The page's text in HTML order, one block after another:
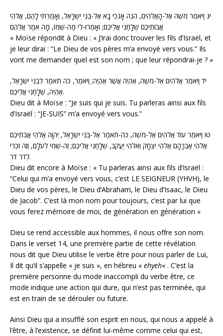
יג וַיֹּאמֶר מֹשֶׁה אֶל-הָאֱלֹהִים, הִנֵּה אָנֹכִי בָא אֶל-בְּנֵי יִשְׂרָאֵל, וְאָמַרְתִּי לָהֶם, אֱלֹהֵי
אֲבוֹתֵיכֶם שְׁלָחַנִי אֲלֵיכֶם; וְאָמְרוּ-לִי מַה-שְּׁמוֹ, מָה אֹמַר אֲלֵהֶם
« Moïse répondit à Dieu : « J’irai donc trouver les fils d’Israël, et
je leur dirai : “Le Dieu de vos pères m’a envoyé vers vous.” Ils
vont me demander quel est son nom ; que leur répondrai-je ? »
יד וַיֹּאמֶר אֱלֹהִים אֶל-מֹשֶׁה, אֶהְיֶה אֲשֶׁר אֶהְיֶה; וַיֹּאמֶר, כֹּה תֹאמַר לִבְנֵי יִשְׂרָאֵל,
אֶהְיֶה, שְׁלָחַנִי אֲלֵיכֶם.
Dieu dit à Moïse : “Je suis qui je suis. Tu parleras ainsi aux fils
d’Israël : “JE-SUIS” m’a envoyé vers vous.”
טו וַיֹּאמֶר עוֹד אֱלֹהִים אֶל-מֹשֶׁה, כֹּה-תֹאמַר אֶל-בְּנֵי יִשְׂרָאֵל, יְהוָה אֱלֹהֵי אֲבֹתֵיכֶם
אֱלֹהֵי אַבְרָהָם אֱלֹהֵי יִצְחָק וֵאלֹהֵי יַעֲקֹב, שְׁלָחַנִי אֲלֵיכֶם; זֶה-שְּׁמִי לְעֹלָם, וְזֶה זִכְרִי
לְדֹר דֹּר.
Dieu dit encore à Moïse : « Tu parleras ainsi aux fils d’Israël :
“Celui qui m’a envoyé vers vous, c’est LE SEIGNEUR (YHVH), le
Dieu de vos pères, le Dieu d’Abraham, le Dieu d’Isaac, le Dieu
de Jacob”. C’est là mon nom pour toujours, c’est par lui que
vous ferez mémoire de moi, de génération en génération »
Dieu se rend accessible aux hommes, il nous offre son nom.
Dans le verset 14, une première partie de cette révélation
nous dit que Dieu utilise le verbe être pour nous parler de Lui,
Il dit qu’il s’appelle « je suis », en hébreu « ehyeh« . C’est la
première personne du mode inaccompli du verbe être, ce
mode indique une action qui dure, qui n’est pas terminée, qui
est en train de se dérouler ou future.
Ainsi Dieu qui a insufflé son esprit en nous, qui nous a appelé à
l’être, à l’existence, se définit lui-même comme celui qui est,